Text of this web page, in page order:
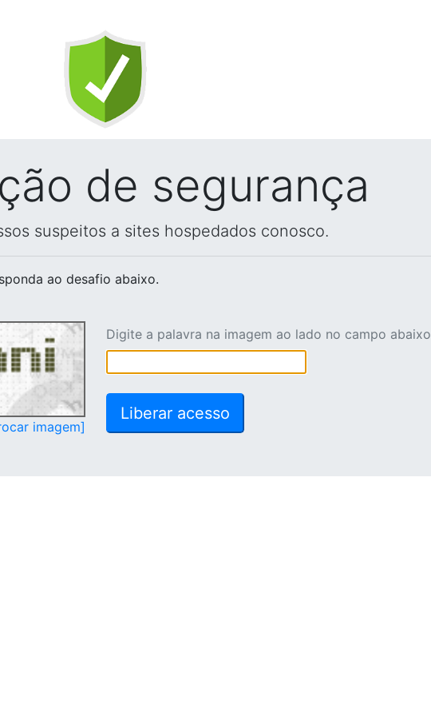
de segurança
suspeitos a sites hospedados conosco.
ao desafio abaixo.
imagem]
Digite a palavra na imagem ao lado no campo abaixo